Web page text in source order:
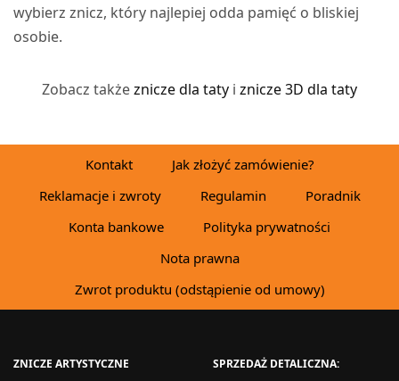
wybierz znicz, który najlepiej odda pamięć o bliskiej
osobie.
Zobacz takżeznicze dla tatyiznicze 3D dla taty
Kontakt
Jak złożyć zamówienie?
Reklamacje i zwroty
Regulamin
Poradnik
Konta bankowe
Polityka prywatności
Nota prawna
Zwrot produktu (odstąpienie od umowy)
ZNICZE ARTYSTYCZNE SPRZEDAŻ DETALICZNA: